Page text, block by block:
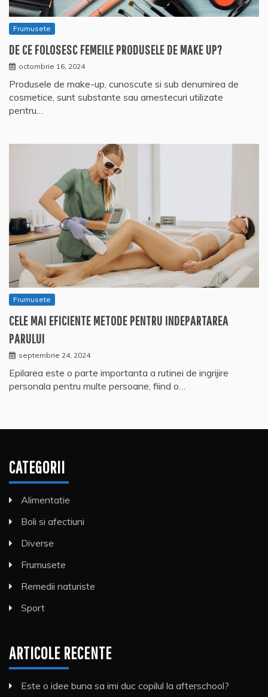
Frumusete
DE CE FOLOSESC FEMEILE PRODUSELE DE MAKE UP?
octombrie 16, 2024
Produsele de make-up, cunoscute si sub denumirea de
cosmetice, sunt substante sau amestecuri utilizate
pentru…
Frumusete
CELE MAI EFICIENTE METODE PENTRU INDEPARTAREA
PARULUI
septembrie 24, 2024
Epilarea este o parte importanta a rutinei de ingrijire
personala pentru multe persoane, fiind o…
CATEGORII
Alimentatie
Boli si afectiuni
Diverse
Frumusete
Remedii naturiste
Sport
ARTICOLE RECENTE
Este o idee buna sa imi duc copilul la afterschool?